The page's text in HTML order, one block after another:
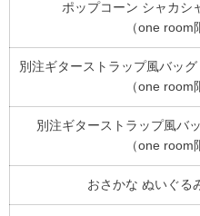
ポップコーン シャカシ
（one room
別注ギターストラップ風バッグ
（one room
別注ギターストラップ風バ
（one room
おさかな ぬいぐる